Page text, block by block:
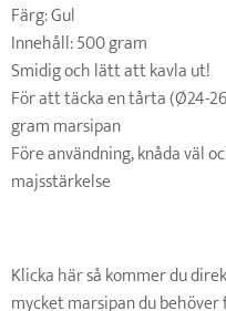
Färg: Gul
Innehåll: 500 gram
Smidig och lätt att kavla ut!
För att täcka en tårta (Ø24-
gram marsipan
Före användning, knåda väl
majsstärkelse
Klicka här så kommer du
mycket marsipan du